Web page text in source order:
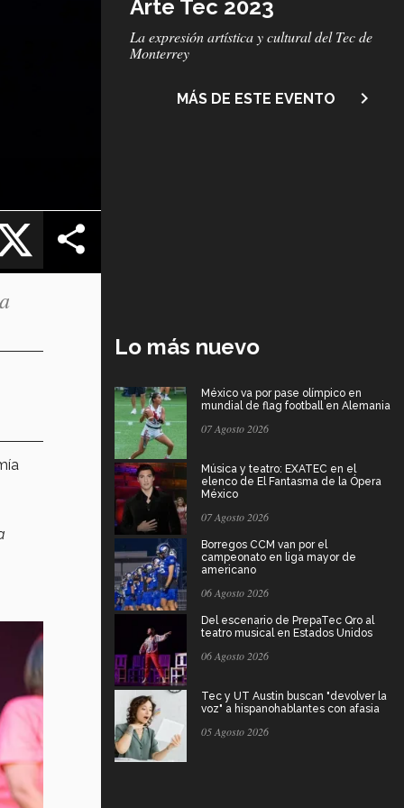
X
Arte Tec 2023
Subtítulo
La expresión artística y cultural del Tec de
Monterrey
MÁS DE ESTE EVENTO navigate_next
Lo más nuevo
México va por pase olímpico en
mundial de flag football en Alemania
07 Agosto 2026
Música y teatro: EXATEC en el
elenco de El Fantasma de la Ópera
México
07 Agosto 2026
Borregos CCM van por el
campeonato en liga mayor de
americano
06 Agosto 2026
Del escenario de PrepaTec Qro al
teatro musical en Estados Unidos
06 Agosto 2026
Tec y UT Austin buscan "devolver la
voz" a hispanohablantes con afasia
05 Agosto 2026